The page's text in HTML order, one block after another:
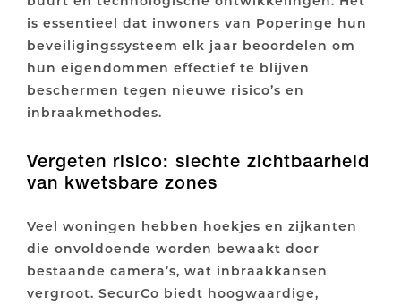
is essentieel dat inwoners van Poperinge hun
beveiligingssysteem elk jaar beoordelen om
hun eigendommen effectief te blijven
beschermen tegen nieuwe risico’s en
inbraakmethodes.
Vergeten risico: slechte zichtbaarheid
van kwetsbare zones
Veel woningen hebben hoekjes en zijkanten
die onvoldoende worden bewaakt door
bestaande camera’s, wat inbraakkansen
vergroot. SecurCo biedt hoogwaardige,